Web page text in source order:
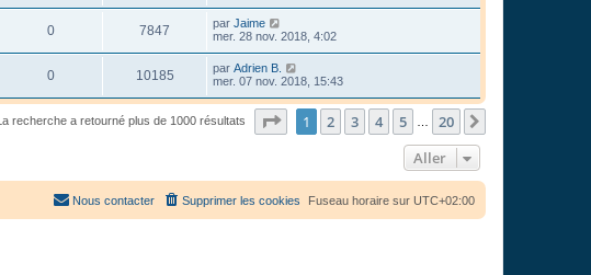
0 7847 par Jaime
mer. 28 nov. 2018, 4:02
0 10185 par Adrien B.
mer. 07 nov. 2018, 15:43
recherche a retourné plus de 1000 résultats Page sur20
1 2 3 4 5 20
Aller
Fuseau horaire sur UTC+02:00
Supprimer les cookies
Nous contacter